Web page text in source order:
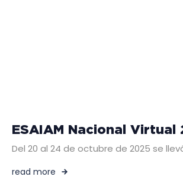
ESAIAM Nacional
Del 20 al 24 de octubre de 2025 se
read more